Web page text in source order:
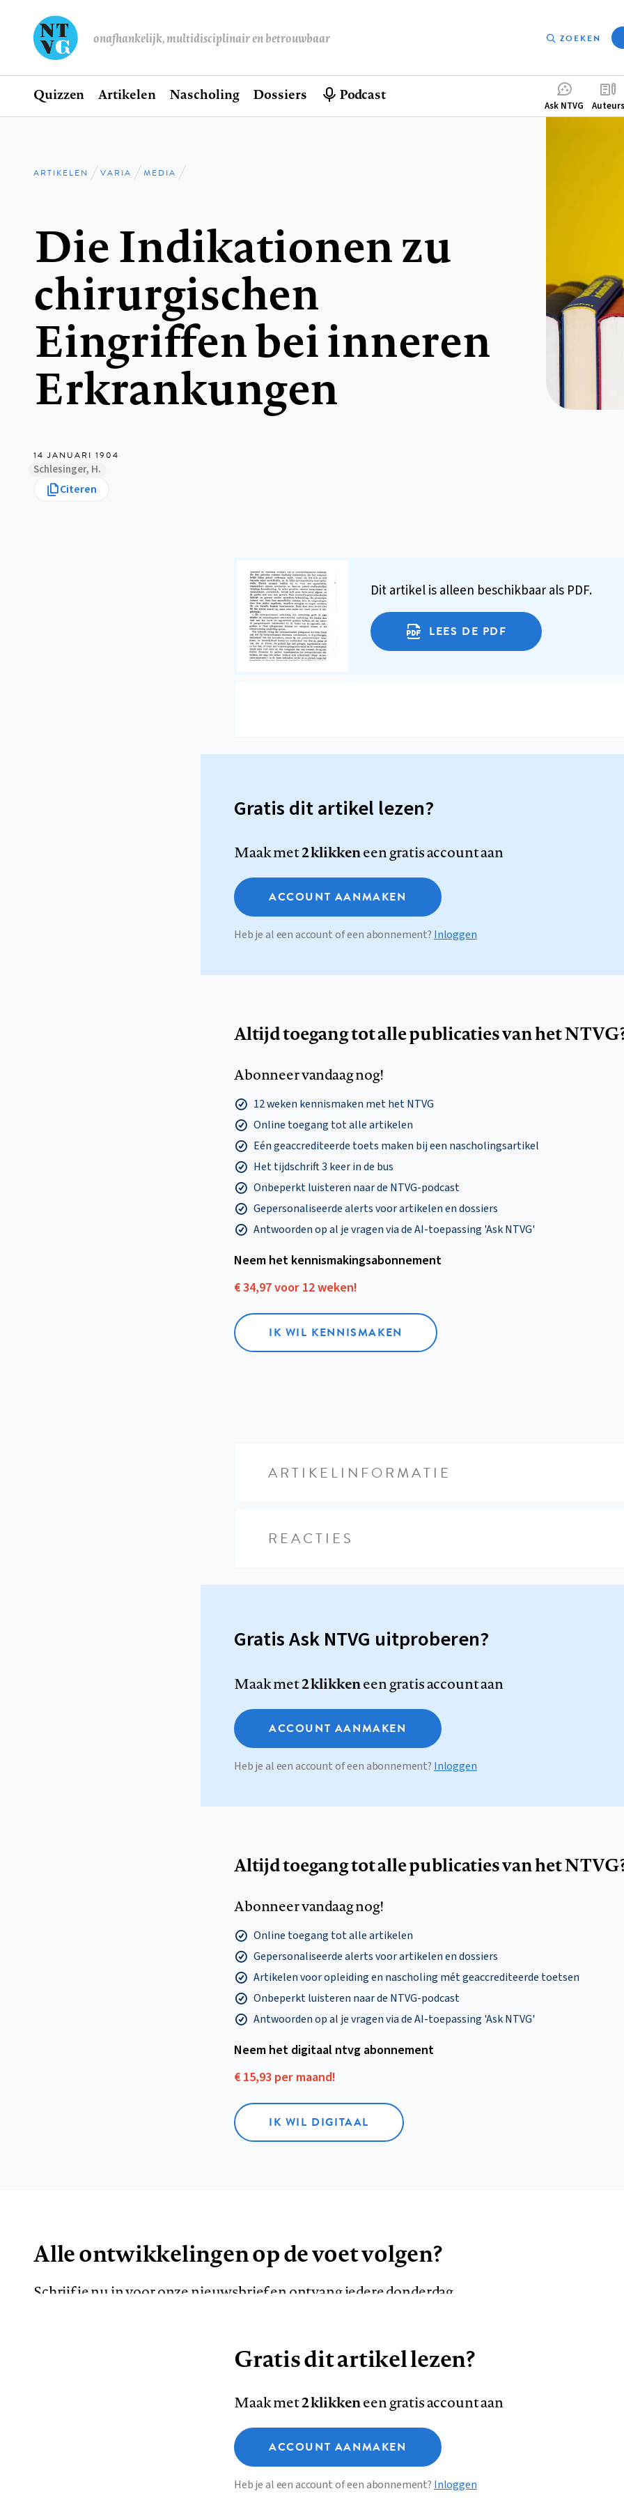
onafhankelijk, multidisciplinair en betrouwbaar ZOEKEN
Hoofdnavigatie
Home
Quizzen Artikelen Nascholing Dossiers Podcast
Ask NTVG Auteurs
Kruimelpad
ARTIKELEN VARIA MEDIA
Die Indikationen zu
chirurgischen
Eingriffen bei inneren
Erkrankungen
14 JANUARI 1904
Schlesinger, H.
Citeren
Dit artikel is alleen beschikbaar als PDF.
LEES DE PDF
Gratis dit artikel lezen?
Maak met2 klikkeneen gratis account aan
ACCOUNT AANMAKEN
Heb je al een account of een abonnement? Inloggen
Altijd toegang tot alle publicaties van het
Abonneer vandaag nog!
12 weken kennismaken met het NTVG
Online toegang tot alle artikelen
Eén geaccrediteerde toets maken bij een nascholingsartikel
Het tijdschrift 3 keer in de bus
Onbeperkt luisteren naar de NTVG-podcast
Gepersonaliseerde alerts voor artikelen en dossiers
Antwoorden op al je vragen via de AI-toepassing 'Ask NTVG'
Neem het kennismakings­abonnement
€ 34,97 voor 12 weken!
IK WIL KENNISMAKEN
ARTIKELINFORMATIE
REACTIES
Gratis Ask NTVG uitproberen?
Maak met2 klikkeneen gratis account aan
ACCOUNT AANMAKEN
Heb je al een account of een abonnement? Inloggen
Altijd toegang tot alle publicaties van het
Abonneer vandaag nog!
Online toegang tot alle artikelen
Gepersonaliseerde alerts voor artikelen en dossiers
Artikelen voor opleiding en nascholing mét geaccrediteerde toetsen
Onbeperkt luisteren naar de NTVG-podcast
Antwoorden op al je vragen via de AI-toepassing 'Ask NTVG'
Neem het digitaal ntvg abonnement
€ 15,93 per maand!
IK WIL DIGITAAL
Alle ontwikkelingen op de voet volgen?
Schrijf je nu in voor onze nieuwsbrief en ontvang iedere donderdag
AANMELDEN
Colofon Disclaimer Privacy About us
Gratis dit artikel lezen?
Maak met2 klikkeneen gratis account aan
ACCOUNT AANMAKEN
Heb je al een account of een abonnement? Inloggen
Deze site gebruikt cookies
Functionele cookies
Analytische cookies